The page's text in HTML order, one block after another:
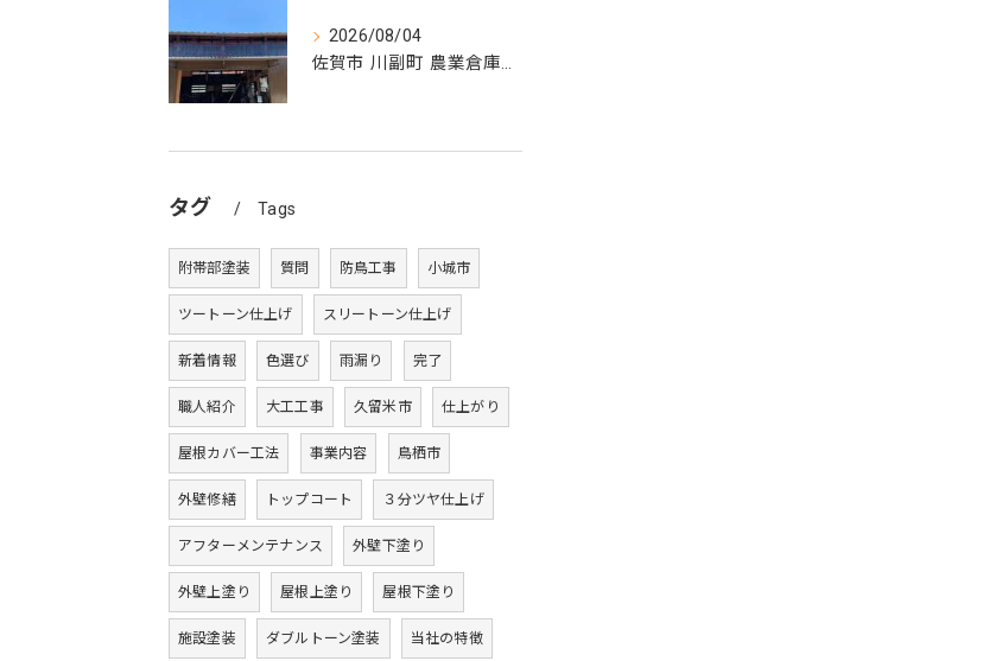
2026/08/04
佐賀市 川副町 農業倉庫その② 波板交換
タグ Tags
附帯部塗装 質問 防鳥工事 小城市
ツートーン仕上げ スリートーン仕上げ
新着情報 色選び 雨漏り 完了
職人紹介 大工工事 久留米市 仕上がり
屋根カバー工法 事業内容 鳥栖市
外壁修繕 トップコート ３分ツヤ仕上げ
アフターメンテナンス 外壁下塗り
外壁上塗り 屋根上塗り 屋根下塗り
施設塗装 ダブルトーン塗装 当社の特徴